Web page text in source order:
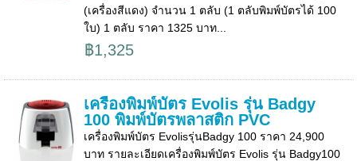
(เครื่องสีแดง) จำนวน 1 ตลับ (1 ตลับพิมพ์บัตรได้ 100
ใบ) 1 ตลับ ราคา 1325 บาท...
฿1,325
เครื่องพิมพ์บัตร Evolis รุ่น Badgy
100 พิมพ์บัตรพลาสติก PVC
เครื่องพิมพ์บัตร Evolisรุ่นBadgy 100 ราคา 24,900
บาท รายละเอียดเครื่องพิมพ์บัตร Evolis รุ่น Badgy100